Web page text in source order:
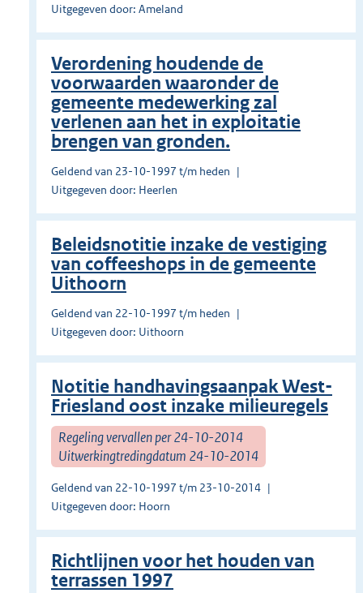
Uitgegeven door: Ameland
Verordening houdende de
voorwaarden waaronder de
gemeente medewerking zal
verlenen aan het in exploitatie
brengen van gronden.
Geldend van 23-10-1997 t/m heden
Uitgegeven door: Heerlen
Beleidsnotitie inzake de vestiging
van coffeeshops in de gemeente
Uithoorn
Geldend van 22-10-1997 t/m heden
Uitgegeven door: Uithoorn
Notitie handhavingsaanpak West-
Friesland oost inzake milieuregels
Regeling vervallen per 24-10-2014
Uitwerkingtredingdatum 24-10-2014
Geldend van 22-10-1997 t/m 23-10-2014
Uitgegeven door: Hoorn
Richtlijnen voor het houden van
terrassen 1997